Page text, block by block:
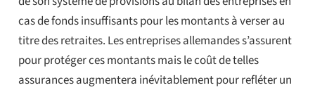
cas de fonds insuffisants pour les montants à verser au
titre des retraites. Les entreprises allemandes s’assurent
pour protéger ces montants mais le coût de telles
assurances augmentera inévitablement pour refléter un